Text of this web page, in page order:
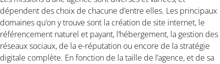
dépendent des choix de chacune d’entre elles. Les principaux
domaines qu’on y trouve sont la création de site internet, le
référencement naturel et payant, l’hébergement, la gestion des
réseaux sociaux, de la e-réputation ou encore de la stratégie
digitale complète. En fonction de la taille de l’agence, et de sa